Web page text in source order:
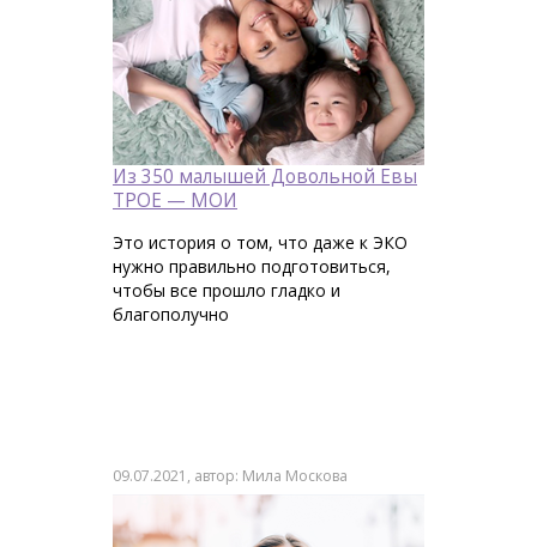
Из 350 малышей Довольной Евы
ТРОЕ — МОИ
Это история о том, что даже к ЭКО
нужно правильно подготовиться,
чтобы все прошло гладко и
благополучно
09.07.2021, автор: Мила Москова